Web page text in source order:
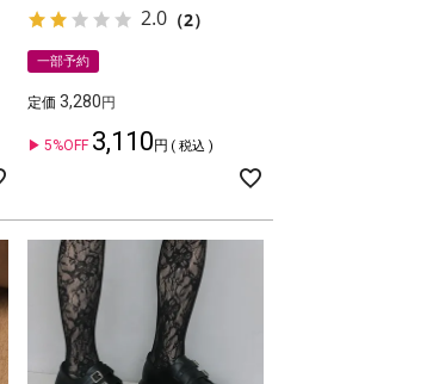
2.0 （2）
一部予約
定価 3,280
5%OFF 3,110 税込